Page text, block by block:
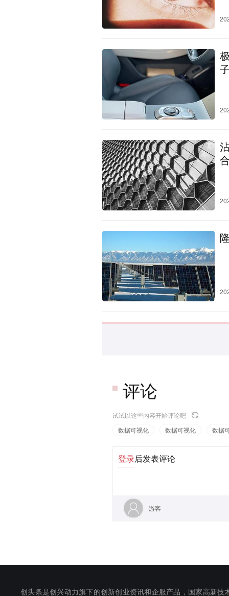
评论
试试以这些内容开始评论吧
数据可视化
数据可视化 数据
登录后发表评论
游客
创头条是创兴动力旗下的创新创业资讯和企服产品，国家高新